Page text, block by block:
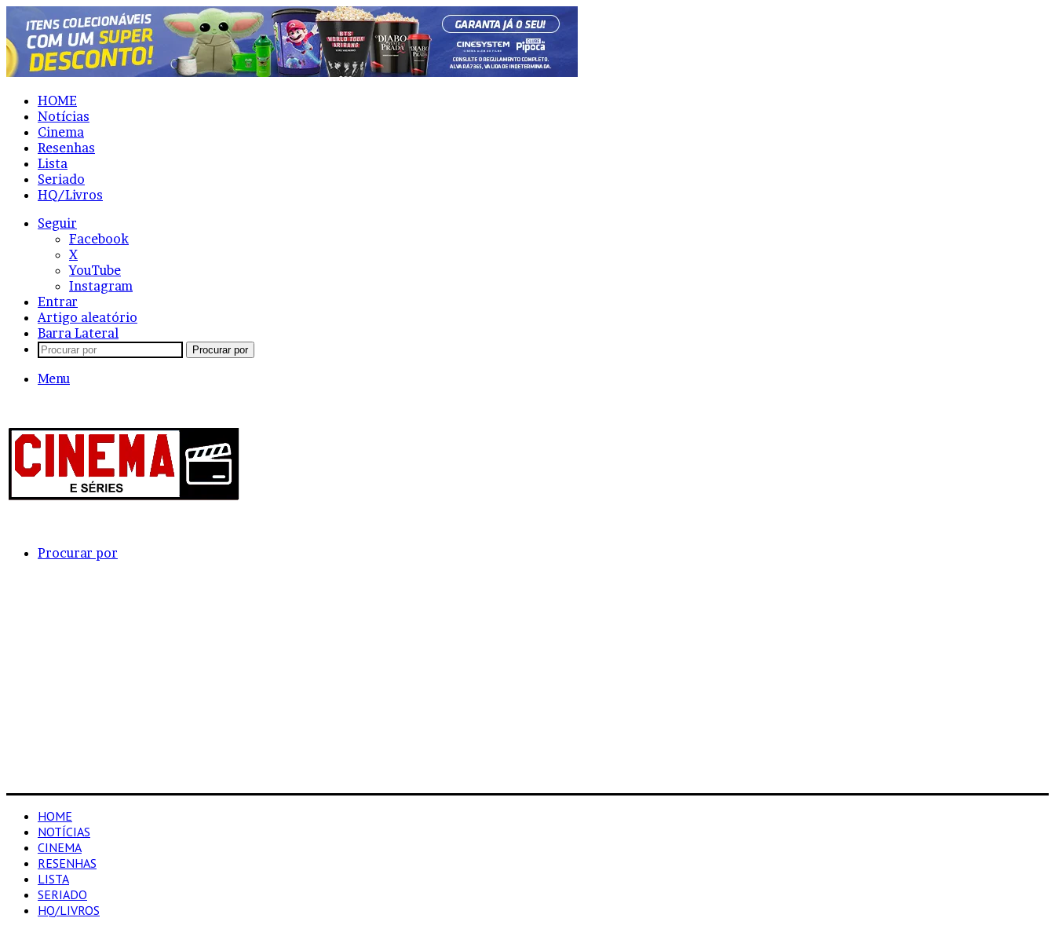
HOME
Notícias
Cinema
Resenhas
Lista
Seriado
HQ/Livros
Seguir
Facebook
X
YouTube
Instagram
Entrar
Artigo aleatório
Barra Lateral
Procurar por
Menu
Procurar por
HOME
NOTÍCIAS
CINEMA
RESENHAS
LISTA
SERIADO
HQ/LIVROS